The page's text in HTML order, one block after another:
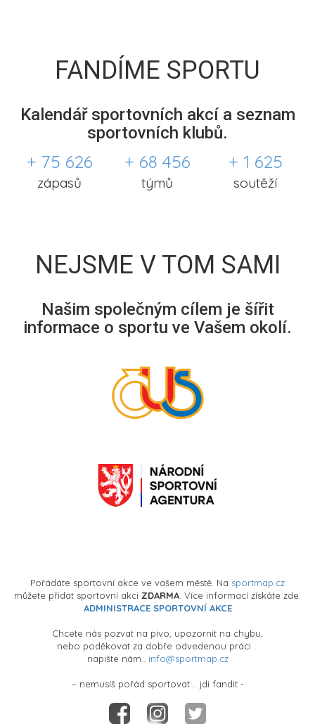
FANDÍME SPORTU
Kalendář sportovních akcí a seznam
sportovních klubů.
+ 75 626
zápasů
+ 68 456
týmů
+ 1 625
soutěží
NEJSME V TOM SAMI
Našim společným cílem je šířit
informace o sportu ve Vašem okolí.
Pořádáte sportovní akce ve vašem městě. Na sportmap.cz
můžete přidat sportovní akci ZDARMA . Více informací získáte zde:
ADMINISTRACE SPORTOVNÍ AKCE
Chcete nás pozvat na pivo, upozornit na chybu,
nebo poděkovat za dobře odvedenou práci ..
napište nám.. info@sportmap.cz
– nemusíš pořád sportovat .. jdi fandit -